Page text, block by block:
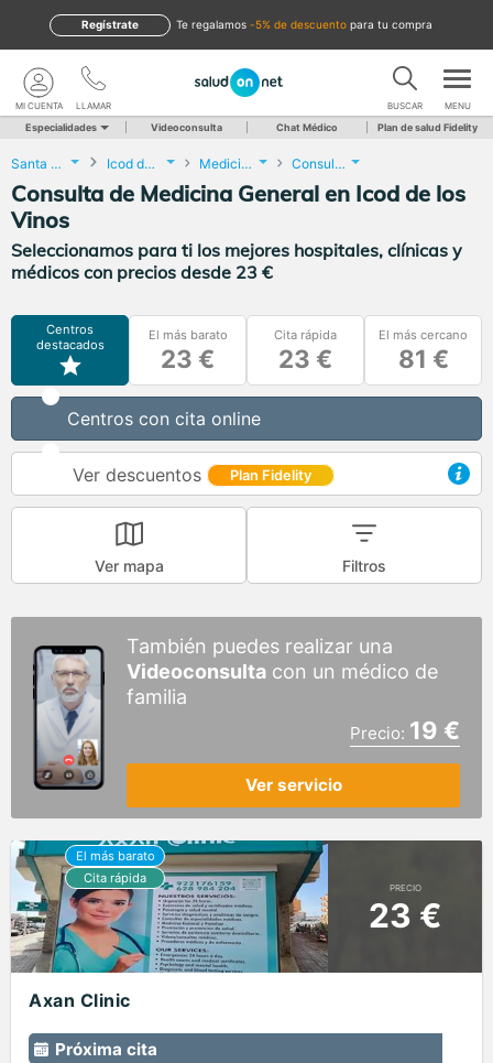
te regalamos -5% de descuento para tu compra
Regístrate
LLAMAR
MI CUENTA BUSCAR MENU
Especialidades Videoconsulta Chat Médico Plan de salud Fidelity
Santa Cruz de Tenerife Icod de los Vinos Medicina General Consulta de Medicina General
Consulta de Medicina General en Icod de los
Vinos
Seleccionamos para ti los mejores hospitales, clínicas y
médicos con precios desde 23 €
Centros
destacados
El más barato
23 €
Cita rápida
23 €
El más cercano
81 €
Centros con cita online
Ver descuentos Plan Fidelity
Ver mapa Filtros
También puedes realizar una
Videoconsulta con un médico de
familia
Precio: 19 €
Ver servicio
PRECIO
23 €
Axan Clinic
Próxima cita